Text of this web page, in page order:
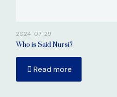
2024-07-29
Who is Said Nursi?
Read more